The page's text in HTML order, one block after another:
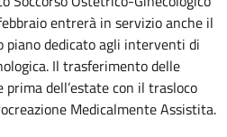
entrerà in servizio anche il
piano dedicato agli interventi di
Il trasferimento delle
dell’estate con il trasloco
Medicalmente Assistita.